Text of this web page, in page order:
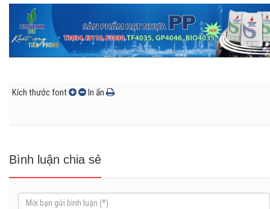
Kích thước font In ấn
Bình luận chia sẻ